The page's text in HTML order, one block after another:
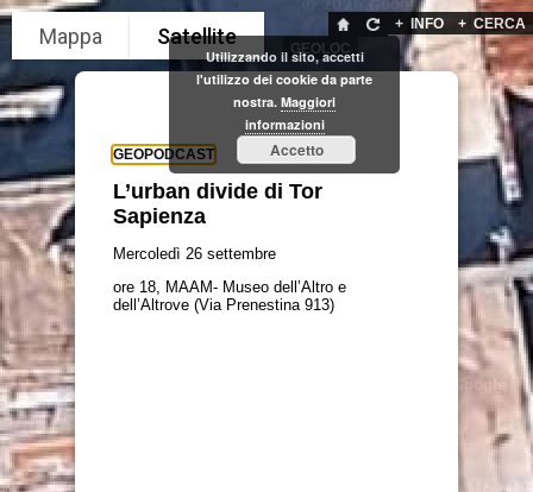
+ CERCA
+ INFO
GEOLOC
Utilizzando il sito, accetti
l'utilizzo dei cookie da parte
nostra. Maggiori
informazioni
Accetto